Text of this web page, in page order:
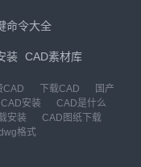
命令大全
装 CAD素材库
CAD 下载CAD
国产
CAD安装
CAD是什么
安装
CAD图纸下载
格式